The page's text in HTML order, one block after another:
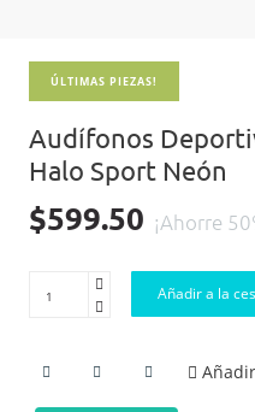
ÚLTIMAS PIEZAS!
Audífonos
Halo Sport Neón
¡Ahorre
$599.50
Añadir a la